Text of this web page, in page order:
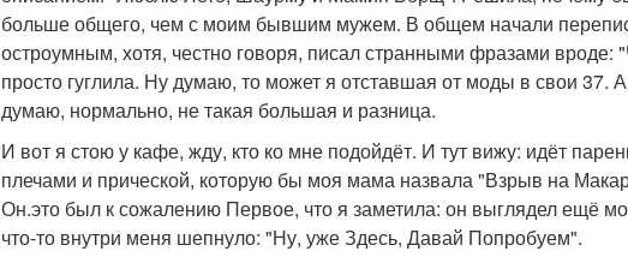
больше общего, чем с моим бывшим мужем. В общем начали
остроумным, хотя, честно говоря, писал странными фразами
просто гуглила. Ну думаю, то может я отставшая от моды в свои 37.
думаю, нормально, не такая большая и разница.
И вот я стою у кафе, жду, кто ко мне подойдёт. И тут вижу: идёт
плечами и прической, которую бы моя мама назвала "Взрыв на
Он.это был к сожалению Первое, что я заметила: он выглядел ещё
что-то внутри меня шепнуло: "Ну, уже Здесь, Давай Попробуем".